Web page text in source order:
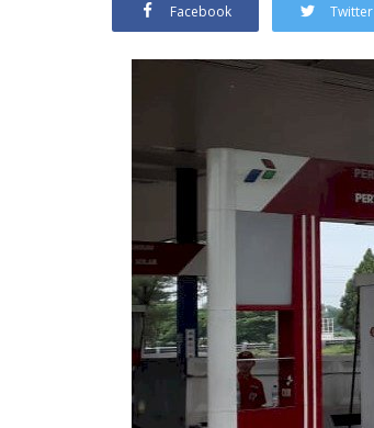
Facebook Twitter